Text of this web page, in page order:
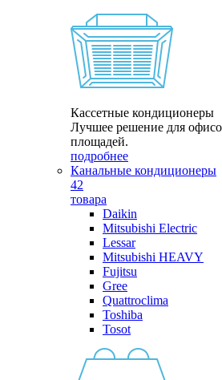
Кассетные кондиционеры
Лучшее решение для
площадей.
подробнее
Канальные кондиционеры
42
товара
Daikin
Mitsubishi Electric
Lessar
Mitsubishi HEAVY
Fujitsu
Gree
Quattroclima
Toshiba
Tosot